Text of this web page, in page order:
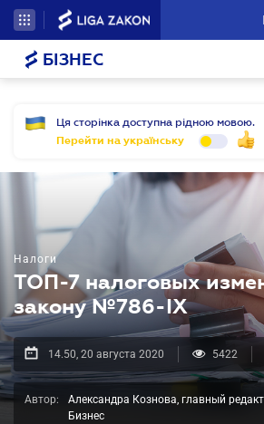
БІЗНЕС
Ця сторінка доступна рідною мовою.
Перейти на українську
Налоги
ТОП-7 налоговых
закону №786-ІХ
14.50, 20 августа 2020 5422
Автор:
Александра Кознова, главный
Бизнес